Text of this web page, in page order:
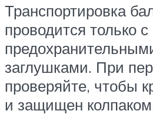
Транспортировка
проводится только с
заглушками. При
проверяйте, чтобы
и защищен